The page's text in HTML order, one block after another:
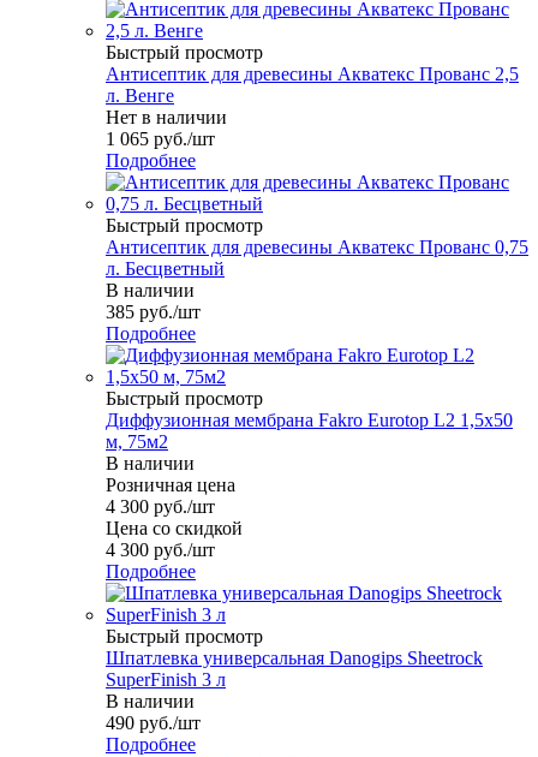
Быстрый просмотр
Антисептик для древесины Акватекс Прованс 2,5
л. Венге
Нет в наличии
1 065 руб./шт
Подробнее
Быстрый просмотр
Антисептик для древесины Акватекс Прованс 0,75
л. Бесцветный
В наличии
385 руб./шт
Подробнее
Быстрый просмотр
Диффузионная мембрана Fakro Eurotop L2 1,5x50
м, 75м2
В наличии
Розничная цена
4 300 руб./шт
Цена со скидкой
4 300 руб./шт
Подробнее
Быстрый просмотр
Шпатлевка универсальная Danogips Sheetrock
SuperFinish 3 л
В наличии
490 руб./шт
Подробнее